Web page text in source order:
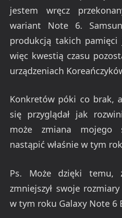
jestem wręcz
wariant Note 6.
produkcją takich
więc kwestią czasu
urządzeniach
Konkretów póki co brak,
się przyglądał jak
może zmiana mojego
nastąpić właśnie w tym
Ps. Może dzięki temu,
zmniejszył swoje
w tym roku Galaxy Note 6